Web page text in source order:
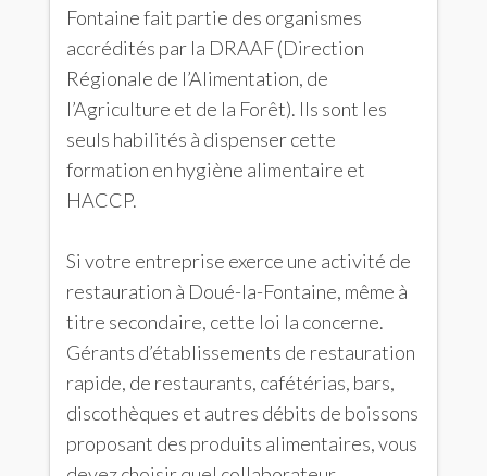
Fontaine fait partie des organismes
accrédités par la DRAAF (Direction
Régionale de l’Alimentation, de
l’Agriculture et de la Forêt). Ils sont les
seuls habilités à dispenser cette
formation en hygiène alimentaire et
HACCP.
Si votre entreprise exerce une activité de
restauration à Doué-la-Fontaine, même à
titre secondaire, cette loi la concerne.
Gérants d’établissements de restauration
rapide, de restaurants, cafétérias, bars,
discothèques et autres débits de boissons
proposant des produits alimentaires, vous